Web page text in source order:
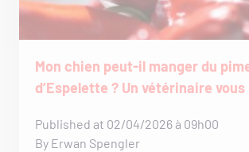
Mon chien peut-il manger du
d’Espelette ? Un vétérinaire
Published at 02/04/2026 à 09h00
By Erwan Spengler